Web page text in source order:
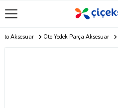
Oto Aksesuar Oto Yedek Parça Aksesuar